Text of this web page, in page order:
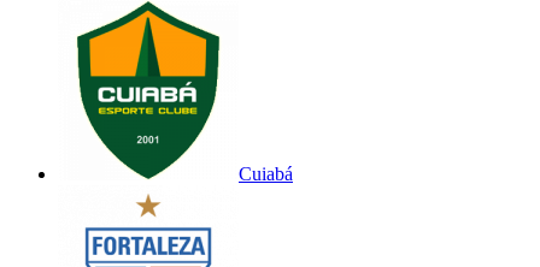
Cuiabá